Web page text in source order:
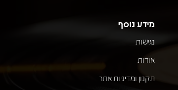
מידע נוסף
נגישות
אודות
תקנון ומדיניות אתר